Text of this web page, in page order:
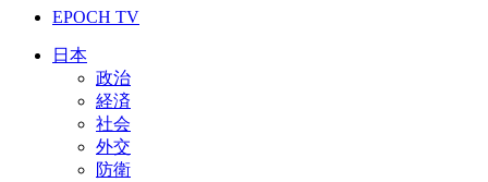
EPOCH TV
日本
政治
経済
社会
外交
防衛